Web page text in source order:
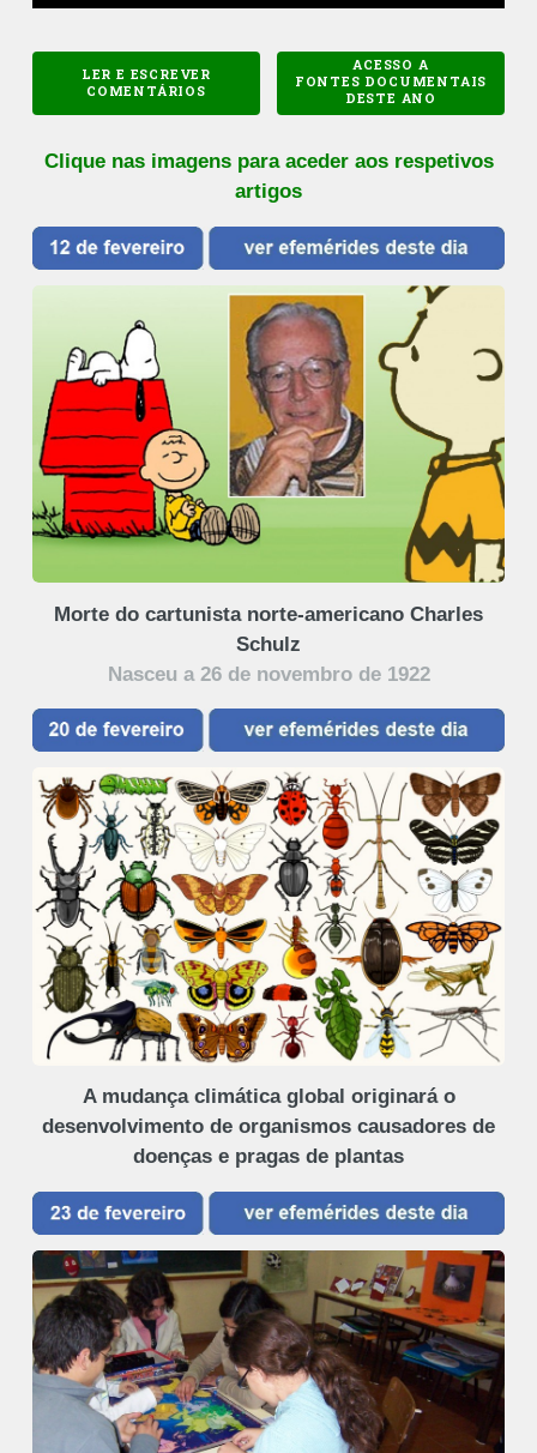
LER E ESCREVER
COMENTÁRIOS
ACESSO A
FONTES DOCUMENTAIS
DESTE ANO
Clique nas imagens para aceder aos respetivos
artigos
Morte do cartunista norte-americano Charles
Schulz
Nasceu a 26 de novembro de 1922
A mudança climática global originará o
desenvolvimento de organismos causadores de
doenças e pragas de plantas